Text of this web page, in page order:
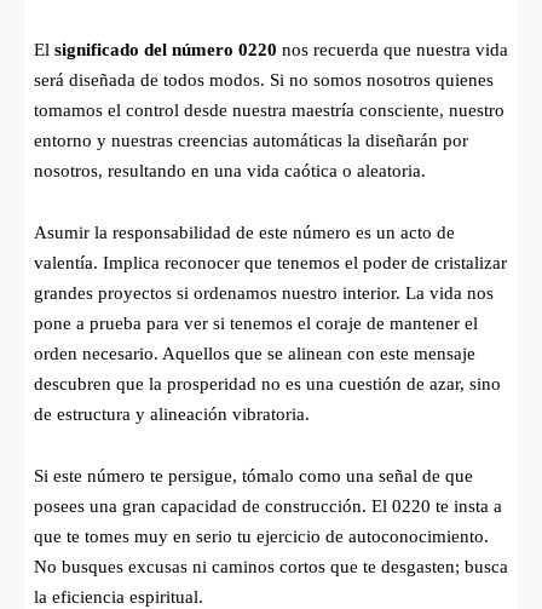
El significado del número 0220 nos recuerda que nuestra vida
será diseñada de todos modos. Si no somos nosotros quienes
tomamos el control desde nuestra maestría consciente, nuestro
entorno y nuestras creencias automáticas la diseñarán por
nosotros, resultando en una vida caótica o aleatoria.
Asumir la responsabilidad de este número es un acto de
valentía. Implica reconocer que tenemos el poder de cristalizar
grandes proyectos si ordenamos nuestro interior. La vida nos
pone a prueba para ver si tenemos el coraje de mantener el
orden necesario. Aquellos que se alinean con este mensaje
descubren que la prosperidad no es una cuestión de azar, sino
de estructura y alineación vibratoria.
Si este número te persigue, tómalo como una señal de que
posees una gran capacidad de construcción. El 0220 te insta a
que te tomes muy en serio tu ejercicio de autoconocimiento.
No busques excusas ni caminos cortos que te desgasten; busca
la eficiencia espiritual.